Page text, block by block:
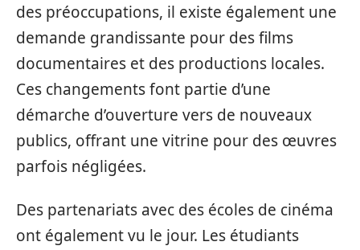
des préoccupations, il existe également une
demande grandissante pour des films
documentaires et des productions locales.
Ces changements font partie d’une
démarche d’ouverture vers de nouveaux
publics, offrant une vitrine pour des œuvres
parfois négligées.
Des partenariats avec des écoles de cinéma
ont également vu le jour. Les étudiants